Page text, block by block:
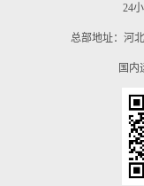
24
总部地址：河
国内